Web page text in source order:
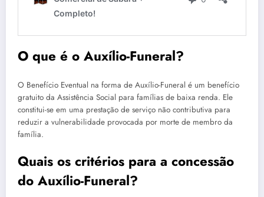
O que é o Auxílio-Funeral?
O Benefício Eventual na forma de Auxílio-Funeral é um benefício
gratuito da Assistência Social para famílias de baixa renda. Ele
constitui-se em uma prestação de serviço não contributiva para
reduzir a vulnerabilidade provocada por morte de membro da
família.
Quais os critérios para a concessão
do Auxílio-Funeral?